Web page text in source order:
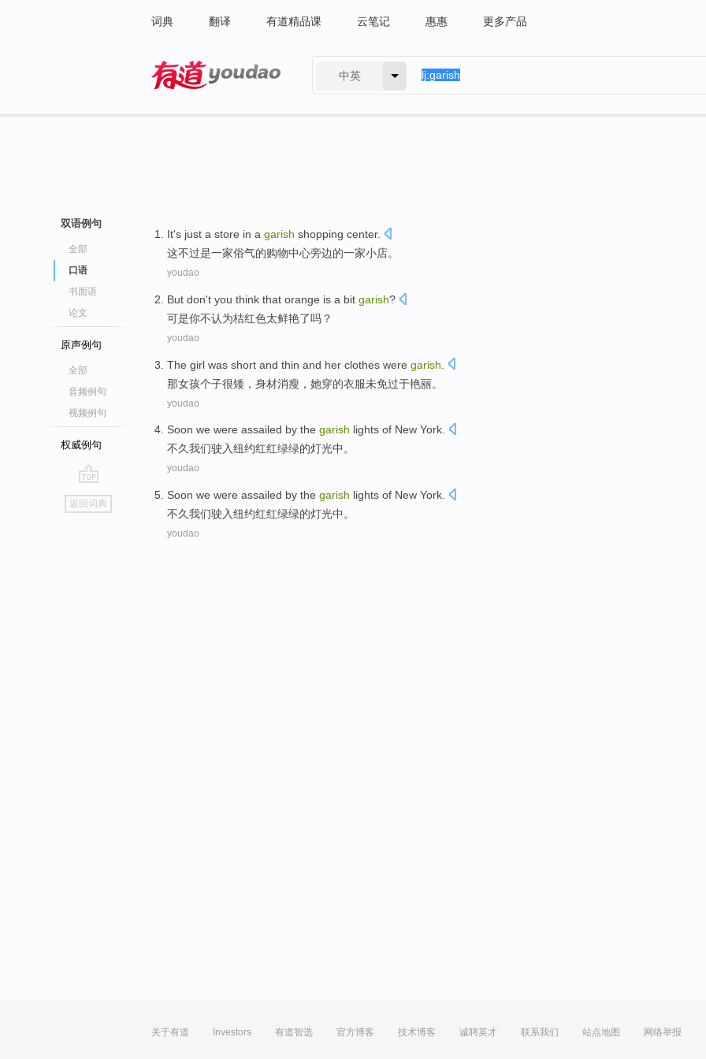
词典 翻译 有道精品课 云笔记 惠惠 更多产品
中英
双语例句
全部
口语
书面语
论文
原声例句
全部
音频例句
视频例句
权威例句
go
top
返回词典
It's just a store in a garish shopping center.
这不过是一家俗气的购物中心旁边的一家小店。
youdao
But don't you think that orange is a bit garish?
可是你不认为桔红色太鲜艳了吗？
youdao
The girl was short and thin and her clothes were garish
那女孩个子很矮， 身材消瘦 ， 她穿的衣服未免过于艳丽。
youdao
Soon we were assailed by the garish lights of New York.
不久我们驶入纽约红红绿绿的灯光中。
youdao
Soon we were assailed by the garish lights of New York
不久 我们驶入纽约红红绿绿的灯光中。
youdao
关于有道 Investors 有道智选 官方博客 技术博客 诚聘英才 联系我们 站点地图 网络举报